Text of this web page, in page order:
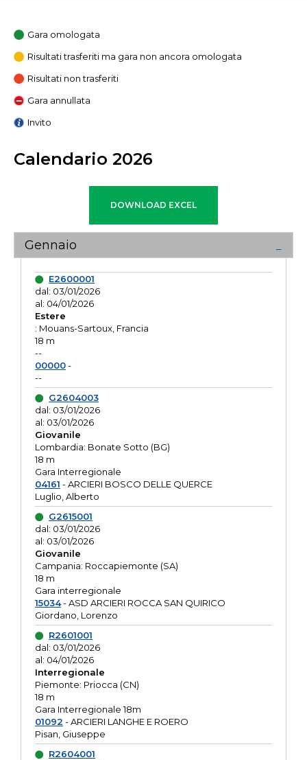
Gara omologata
Risultati trasferiti ma gara non ancora omologata
Risultati non trasferiti
Gara annullata
Invito
Calendario 2026
Gennaio
E2600001
dal: 03/01/2026
al: 04/01/2026
Estere
: Mouans-Sartoux, Francia
18 m
--
00000-
--
G2604003
dal: 03/01/2026
al: 03/01/2026
Giovanile
Lombardia: Bonate Sotto (BG)
18 m
Gara Interregionale
04161 - ARCIERI BOSCO DELLE QUERCE
Luglio, Alberto
G2615001
dal: 03/01/2026
al: 03/01/2026
Giovanile
Campania: Roccapiemonte (SA)
18 m
Gara interregionale
15034- ASD ARCIERI ROCCA SAN QUIRICO
Giordano, Lorenzo
R2601001
dal: 03/01/2026
al: 04/01/2026
Interregionale
Piemonte: Priocca (CN)
18 m
Gara Interregionale 18m
01092 - ARCIERI LANGHE E ROERO
Pisan, Giuseppe
R2604001